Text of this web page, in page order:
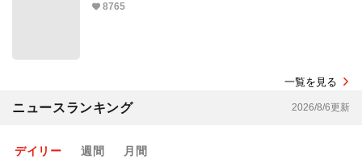
8765
一覧を見る
ニュースランキング 2026/8/6更新
デイリー 週間 月間